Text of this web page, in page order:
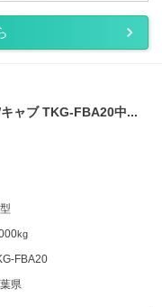
ャブ TKG-FBA20中...
kg
FBA20
県